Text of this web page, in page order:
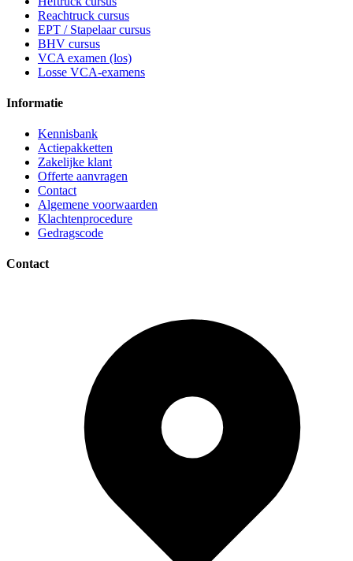
Reachtruck cursus
EPT / Stapelaar cursus
BHV cursus
VCA examen (los)
Losse VCA-examens
Informatie
Kennisbank
Actiepakketten
Zakelijke klant
Offerte aanvragen
Contact
Algemene voorwaarden
Klachtenprocedure
Gedragscode
Contact